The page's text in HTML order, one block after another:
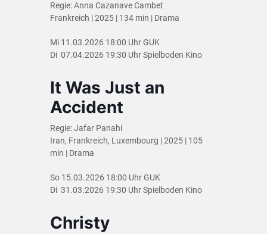
Regie: Anna Cazanave Cambet
Frankreich | 2025 | 134 min | Drama
Mi 11.03.2026 18:00 Uhr GUK
Di 07.04.2026 19:30 Uhr Spielboden Kino
It Was Just an
Accident
Regie: Jafar Panahi
Iran, Frankreich, Luxembourg | 2025 | 105
min | Drama
So 15.03.2026 18:00 Uhr GUK
Di 31.03.2026 19:30 Uhr Spielboden Kino
Christy